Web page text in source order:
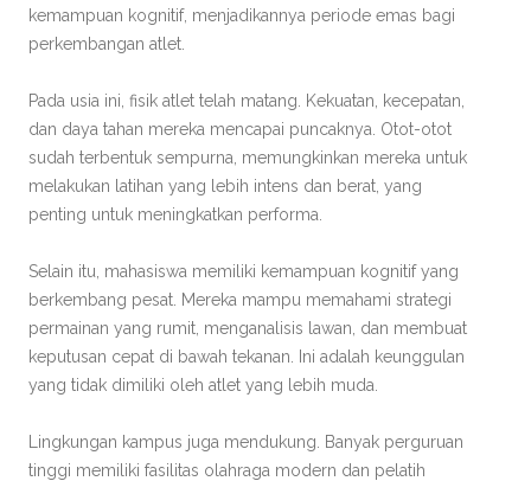
kemampuan kognitif, menjadikannya periode emas bagi
perkembangan atlet.
Pada usia ini, fisik atlet telah matang. Kekuatan, kecepatan,
dan daya tahan mereka mencapai puncaknya. Otot-otot
sudah terbentuk sempurna, memungkinkan mereka untuk
melakukan latihan yang lebih intens dan berat, yang
penting untuk meningkatkan performa.
Selain itu, mahasiswa memiliki kemampuan kognitif yang
berkembang pesat. Mereka mampu memahami strategi
permainan yang rumit, menganalisis lawan, dan membuat
keputusan cepat di bawah tekanan. Ini adalah keunggulan
yang tidak dimiliki oleh atlet yang lebih muda.
Lingkungan kampus juga mendukung. Banyak perguruan
tinggi memiliki fasilitas olahraga modern dan pelatih